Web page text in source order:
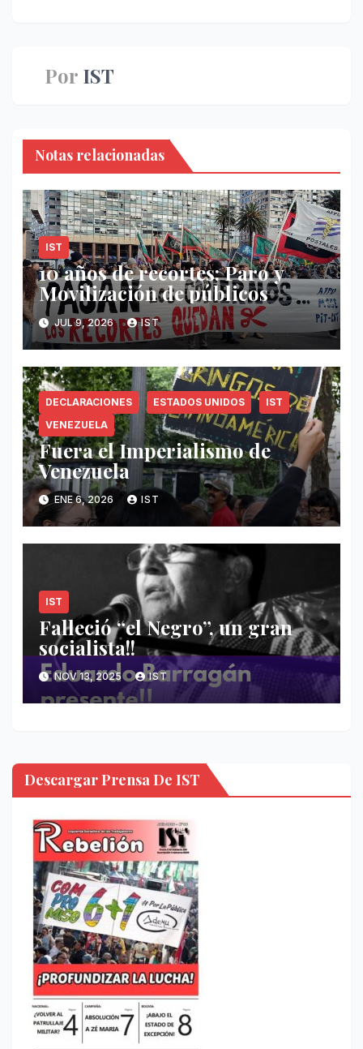
Por IST
Notas relacionadas
IST
10 años de recortes: Paro y
Movilización de públicos
JUL 9, 2026 IST
DECLARACIONES ESTADOS UNIDOS
IST
VENEZUELA
Fuera el Imperialismo de
Venezuela
ENE 6, 2026 IST
IST
Falleció “el Negro”, un gran
socialista!!
NOV 13, 2025 IST
Descargar Prensa De IST